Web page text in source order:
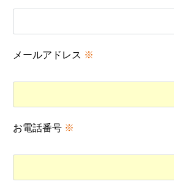
メールアドレス ※
お電話番号 ※